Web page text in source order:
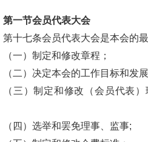
第一节会员代表大会
第十七条会员代表大会是本会的
（一）制定和修改章程；
（二）决定本会的工作目标和发
（三）制定和修改（会员代表
（四）选举和罢免理事、监事;